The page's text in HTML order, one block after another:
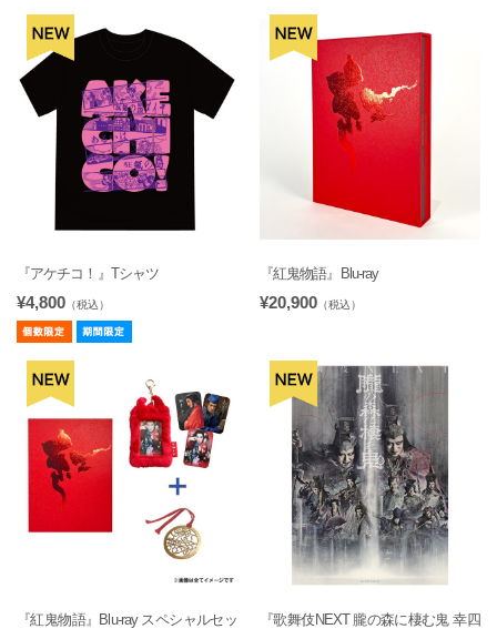
『アケチコ！』Tシャツ
¥4,800 （税込）
『紅鬼物語』Blu-ray
¥20,900 （税込）
『紅鬼物語』Blu-ray スペシャルセッ
『歌舞伎NEXT 朧の森に棲む鬼 幸四